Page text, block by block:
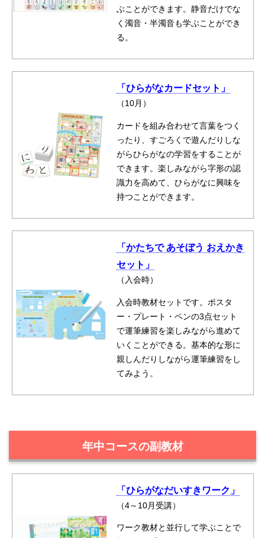
ぶことができます。静音だけでな
く濁音・半濁音も学ぶことができ
る。
「ひらがなカードセット」
（10月）
カードを組み合わせて言葉をつく
ったり、すごろくで遊んだりしな
がらひらがなの学習をすることが
できます。楽しみながら字形の認
識力を高めて、ひらがなに興味を
持つことができます。
「かたちで あそぼう おえかき
セット」
（入会時）
入会時教材セットです。ポスタ
ー・プレート・ペンの3点セット
で運筆練習を楽しみながら進めて
いくことができる。基本的な形に
親しんだりしながら運筆練習をし
てみよう。
年中コースの副教材
「ひらがなだいすきワーク」
（4～10月受講）
ワーク教材と並行して学ぶことで